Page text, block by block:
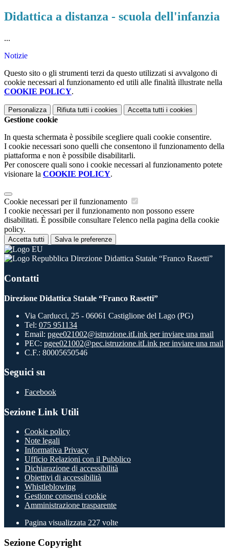
Didattica a distanza - scuola dell'infanzia
...
Notizie
Questo sito o gli strumenti terzi da questo utilizzati si avvalgono di
cookie necessari al funzionamento ed utili alle finalità illustrate nella
COOKIE POLICY.
Personalizza Rifiuta tutti i cookies Accetta tutti i cookies
Gestione cookie
In questa schermata è possibile scegliere quali cookie consentire.
I cookie necessari sono quelli che consentono il funzionamento della
piattaforma e non è possibile disabilitarli.
Per conoscere quali sono i cookie necessari al funzionamento potete
visionare la COOKIE POLICY.
Cookie necessari per il funzionamento
I cookie necessari per il funzionamento non possono essere
disabilitati. È possibile consultare l'elenco nella pagina della cookie
policy.
Accetta tutti Salva le preferenze
Direzione Didattica Statale “Franco Rasetti”
Contatti
Direzione Didattica Statale “Franco Rasetti”
Via Carducci, 25 - 06061 Castiglione del Lago (PG)
Tel: 075 951134
Email: pgee021002@istruzione.itLink per inviare una mail
PEC: pgee021002@pec.istruzione.itLink per inviare una mail
C.F.: 80005650546
Seguici su
Facebook
Sezione Link Utili
Cookie policy
Note legali
Informativa Privacy
Ufficio Relazioni con il Pubblico
Dichiarazione di accessibilità
Obiettivi di accessibilità
Whistleblowing
Gestione consensi cookie
Amministrazione trasparente
Pagina visualizzata 227 volte
Sezione Copyright